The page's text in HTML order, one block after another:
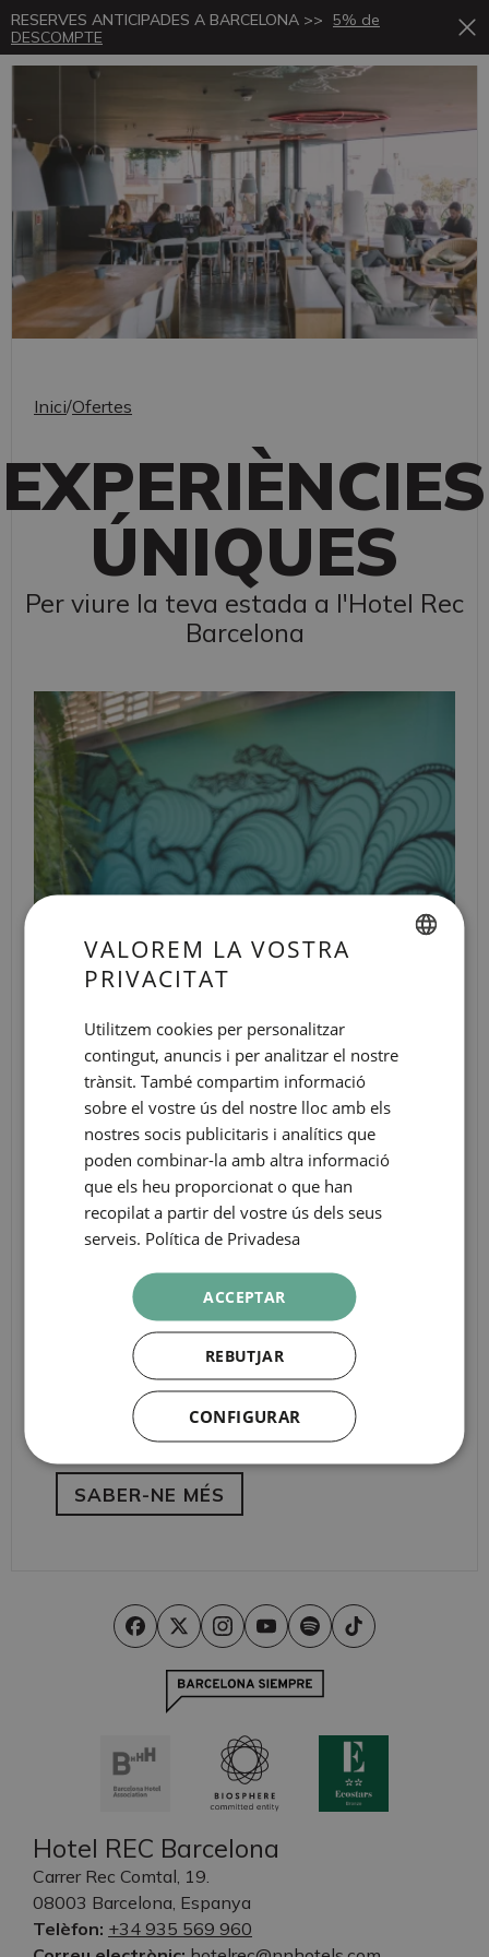
RESERVES ANTICIPADES A BARCELONA >> 5% de
DESCOMPTE
Inici/Ofertes
EXPERIÈNCIES
ÚNIQUES
Per viure la teva estada a l'Hotel Rec
Barcelona
CANCEL·LACIÓ
GRATUÏTA
SABER-NE MÉS
Hotel REC Barcelona
Carrer Rec Comtal, 19.
08003 Barcelona, Espanya
Telèfon: +34 935 569 960
CATALAN
FRENCH
ITALIAN
VALOREM LA VOSTRA
PRIVACITAT
Utilitzem cookies per personalitzar
contingut, anuncis i per analitzar el nostre
trànsit. També compartim informació
sobre el vostre ús del nostre lloc amb els
nostres socis publicitaris i analítics que
poden combinar-la amb altra informació
que els heu proporcionat o que han
recopilat a partir del vostre ús dels seus
serveis. Política de Privadesa
ACCEPTAR
REBUTJAR
CONFIGURAR